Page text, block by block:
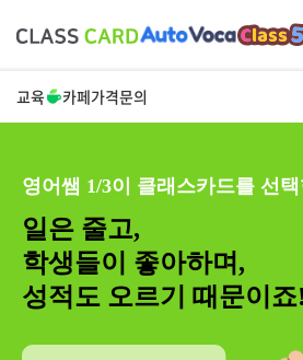
교육 카페가격문의
영어쌤 1/3이 클래스카드를 선
일은 줄고,
학생들이 좋아하며,
성적도 오르기 때문이죠!